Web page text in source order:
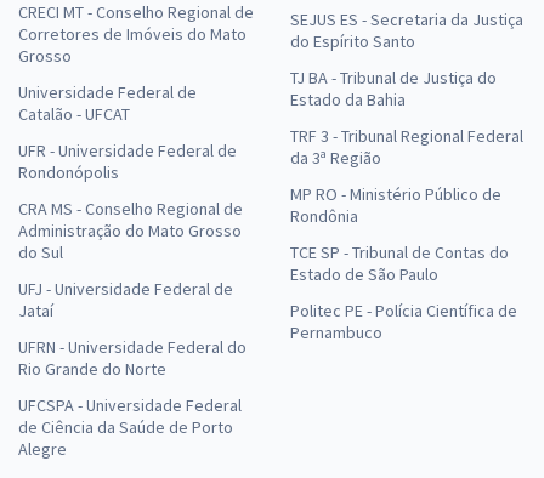
CRECI MT - Conselho Regional de
Corretores de Imóveis do Mato
Grosso
Universidade Federal de
Catalão - UFCAT
UFR - Universidade Federal de
Rondonópolis
CRA MS - Conselho Regional de
Administração do Mato Grosso
do Sul
UFJ - Universidade Federal de
Jataí
UFRN - Universidade Federal do
Rio Grande do Norte
UFCSPA - Universidade Federal
de Ciência da Saúde de Porto
Alegre
SEJUS ES - Secretaria da Justiça
do Espírito Santo
TJ BA - Tribunal de Justiça do
Estado da Bahia
TRF 3 - Tribunal Regional Federal
da 3ª Região
MP RO - Ministério Público de
Rondônia
TCE SP - Tribunal de Contas do
Estado de São Paulo
Politec PE - Polícia Científica de
Pernambuco